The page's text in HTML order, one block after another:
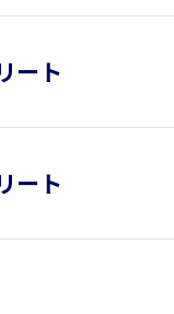
ート
ート